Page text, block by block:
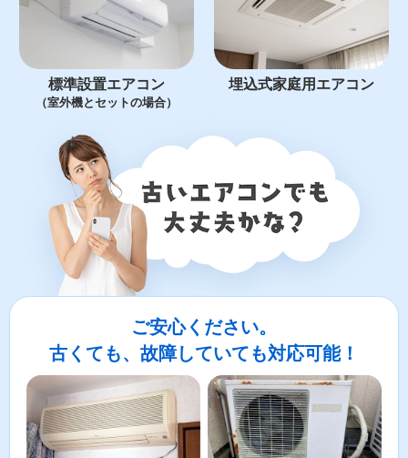
標準設置エアコン
（室外機とセットの場合）
埋込式家庭用エアコン
ご安心ください。
古くても、故障していても対応可能！